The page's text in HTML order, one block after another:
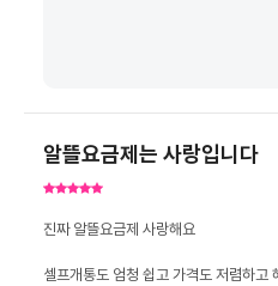
알뜰요금제는 사랑입니다
셀프개통도 엄청 쉽고 가격도 저렴하고